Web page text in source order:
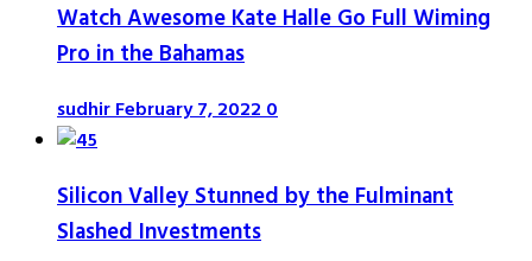
Watch Awesome Kate Halle Go Full Wiming
Pro in the Bahamas
sudhirFebruary 7, 20220
Silicon Valley Stunned by the Fulminant
Slashed Investments